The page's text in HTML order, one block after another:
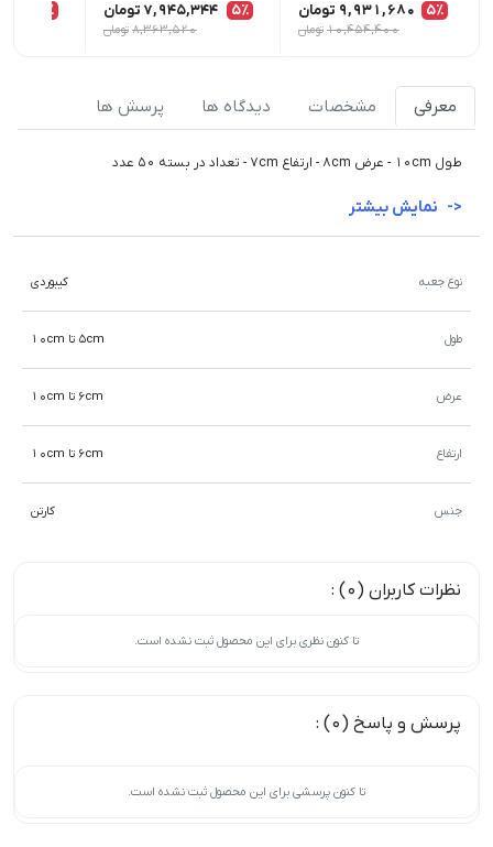
5٪ 9,931,680 تومان
10,454,400 تومان
5٪ 7,945,344 تومان
8,363,520 تومان
5٪
معرفی مشخصات دیدگاه ها پرسش ها
طول 10cm - عرض 8cm - ارتفاع 7cm - تعداد در بسته 50 عدد
نوع جعبه کیبوردی
طول 5cm تا 10cm
عرض 6cm تا 10cm
ارتفاع 6cm تا 10cm
جنس کارتن
نظرات کاربران (0) :
تا کنون نظری برای این محصول ثبت نشده است.
پرسش و پاسخ (0) :
تا کنون پرسشی برای این محصول ثبت نشده است.